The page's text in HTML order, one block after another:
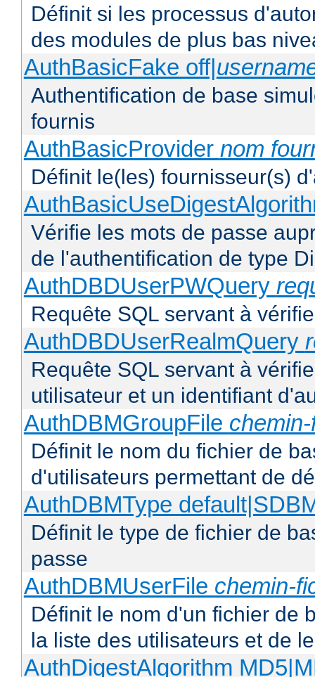
Définit si les processus
des modules de plus bas
AuthBasicFake off|
Authentification de base
fournis
AuthBasicProvider nom
Définit le(les) fournisseur(s)
Vérifie les mots de passe
de l'authentification de type
AuthDBDUserPWQuery
Requête SQL servant à
AuthDBDUserRealmQuery
Requête SQL servant à
utilisateur et un identifiant
AuthDBMGroupFile
Définit le nom du fichier de
d'utilisateurs permettant de
AuthDBMType
Définit le type de fichier de
passe
AuthDBMUserFile chemin-
Définit le nom d'un fichier de
la liste des utilisateurs et de
AuthDigestAlgorithm